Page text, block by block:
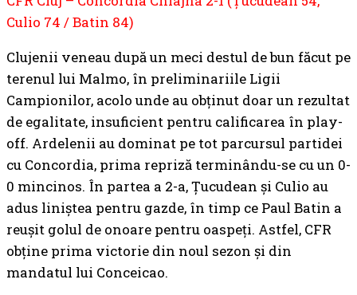
Culio 74 / Batin 84)
Clujenii veneau după un meci destul de bun făcut pe
terenul lui Malmo, în preliminariile Ligii
Campionilor, acolo unde au obținut doar un rezultat
de egalitate, insuficient pentru calificarea în play-
off. Ardelenii au dominat pe tot parcursul partidei
cu Concordia, prima repriză terminându-se cu un 0-
0 mincinos. În partea a 2-a, Țucudean și Culio au
adus liniștea pentru gazde, în timp ce Paul Batin a
reușit golul de onoare pentru oaspeți. Astfel, CFR
obține prima victorie din noul sezon și din
mandatul lui Conceicao.